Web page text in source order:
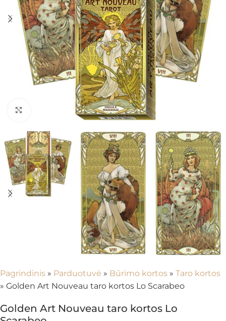
Spustelėkite, kad padidintumėte
Pagrindinis » Parduotuvė » Būrimo kortos » Taro kortos
» Golden Art Nouveau taro kortos Lo Scarabeo
Golden Art Nouveau taro kortos Lo